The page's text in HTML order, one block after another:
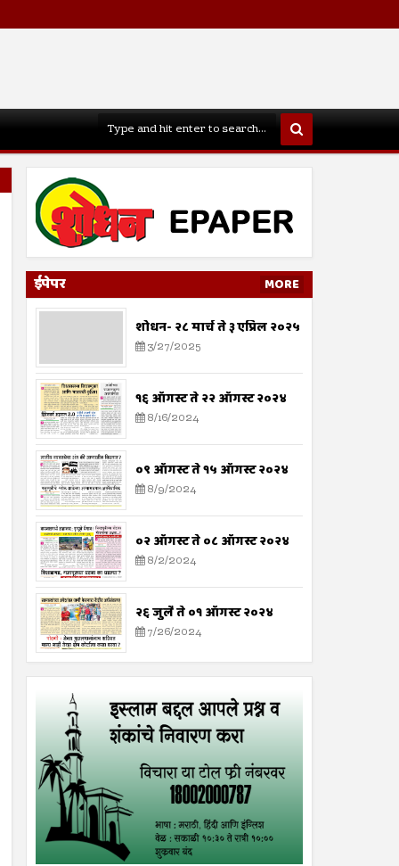
ईपेपर MORE
शोधन- २८ मार्च ते ३ एप्रिल २०२५
3/27/2025
१६ ऑगस्ट ते २२ ऑगस्ट २०२४
8/16/2024
०९ ऑगस्ट ते १५ ऑगस्ट २०२४
8/9/2024
०२ ऑगस्ट ते ०८ ऑगस्ट २०२४
8/2/2024
२६ जुलै ते ०१ ऑगस्ट २०२४
7/26/2024